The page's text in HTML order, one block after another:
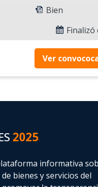
Bien
Finalizó
Ver
2025
informativa
bienes y servicios del